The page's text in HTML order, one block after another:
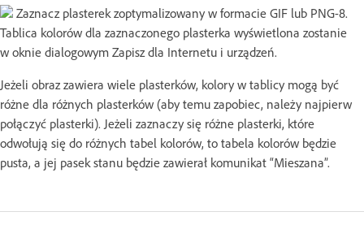
Zaznacz plasterek zoptymalizowany w formacie GIF lub PNG-8.
Tablica kolorów dla zaznaczonego plasterka wyświetlona zostanie
w oknie dialogowym Zapisz dla Internetu i urządzeń.
Jeżeli obraz zawiera wiele plasterków, kolory w tablicy mogą być
różne dla różnych plasterków (aby temu zapobiec, należy najpierw
połączyć plasterki). Jeżeli zaznaczy się różne plasterki, które
odwołują się do różnych tabel kolorów, to tabela kolorów będzie
pusta, a jej pasek stanu będzie zawierał komunikat “Mieszana”.